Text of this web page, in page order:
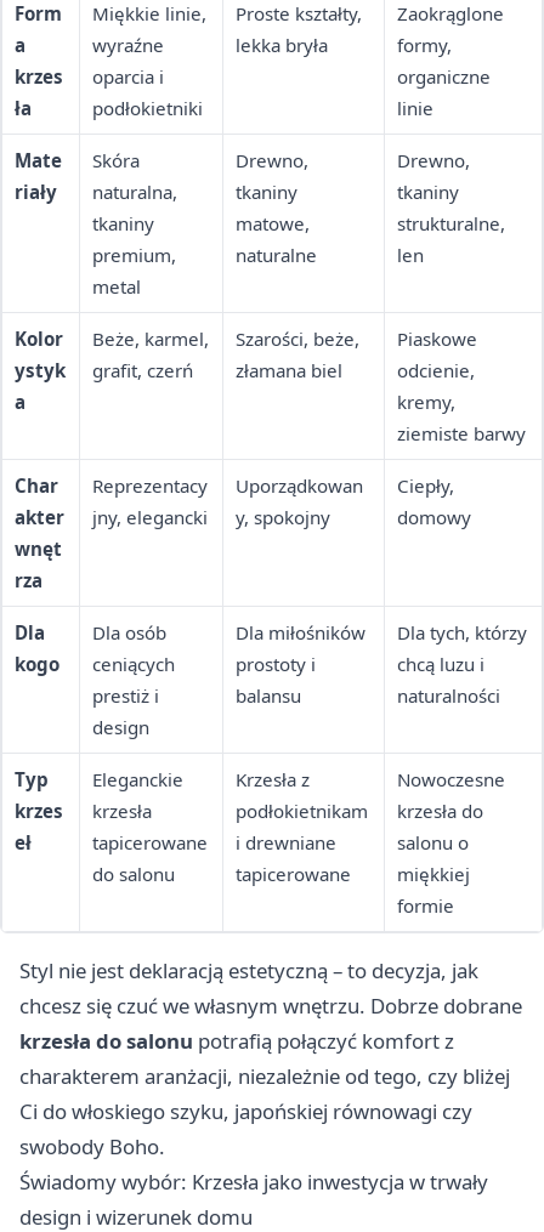
Form
a
krzes
ła
Miękkie linie,
wyraźne
oparcia i
podłokietniki
Proste kształty,
lekka bryła
Zaokrąglone
formy,
organiczne
linie
Mate
riały
Skóra
naturalna,
tkaniny
premium,
metal
Drewno,
tkaniny
matowe,
naturalne
Drewno,
tkaniny
strukturalne,
len
Kolor
ystyk
a
Beże, karmel,
grafit, czerń
Szarości, beże,
złamana biel
Piaskowe
odcienie,
kremy,
ziemiste barwy
Char
akter
wnęt
rza
Reprezentacy
jny, elegancki
Uporządkowan
y, spokojny
Ciepły,
domowy
Dla
kogo
Dla osób
ceniących
prestiż i
design
Dla miłośników
prostoty i
balansu
Dla tych, którzy
chcą luzu i
naturalności
Typ
krzes
eł
Eleganckie
krzesła
tapicerowane
do salonu
Krzesła z
podłokietnikam
i drewniane
tapicerowane
Nowoczesne
krzesła do
salonu o
miękkiej
formie
Styl nie jest deklaracją estetyczną – to decyzja, jak
chcesz się czuć we własnym wnętrzu. Dobrze dobrane
krzesła do salonu potrafią połączyć komfort z
charakterem aranżacji, niezależnie od tego, czy bliżej
Ci do włoskiego szyku, japońskiej równowagi czy
swobody Boho.
Świadomy wybór: Krzesła jako inwestycja w trwały
design i wizerunek domu